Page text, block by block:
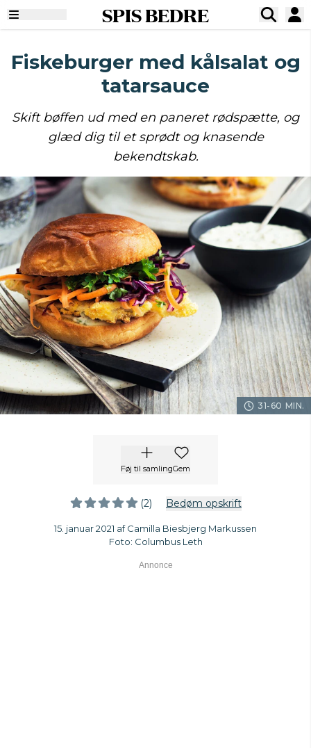
SPIS BEDRE
Fiskeburger med kålsalat og
tatarsauce
Skift bøffen ud med en paneret rødspætte, og
glæd dig til et sprødt og knasende
bekendtskab.
31-60 MIN.
Føj til samlingGem
(2) Bedøm opskrift
15. januar 2021 af Camilla Biesbjerg Markussen
Foto: Columbus Leth